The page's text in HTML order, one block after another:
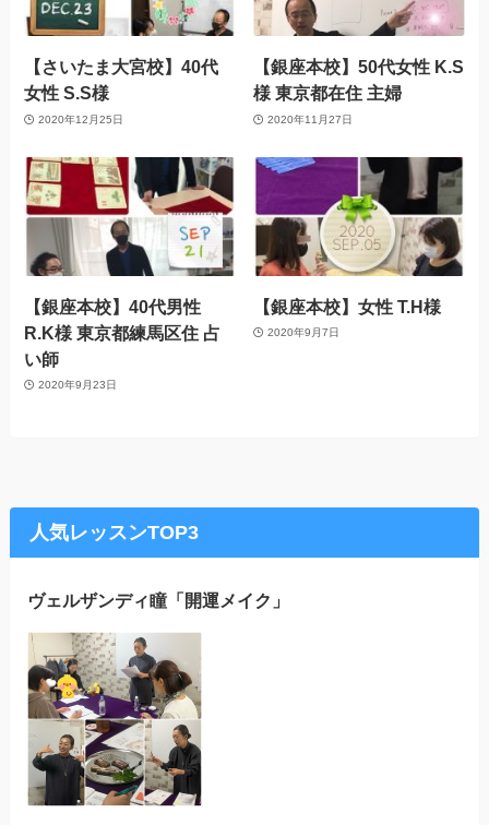
【さいたま大宮校】40代
女性 S.S様
2020年12月25日
【銀座本校】50代女性 K.S
様 東京都在住 主婦
2020年11月27日
【銀座本校】40代男性
R.K様 東京都練馬区住 占
い師
2020年9月23日
【銀座本校】女性 T.H様
2020年9月7日
人気レッスンTOP3
ヴェルザンディ瞳「開運メイク」